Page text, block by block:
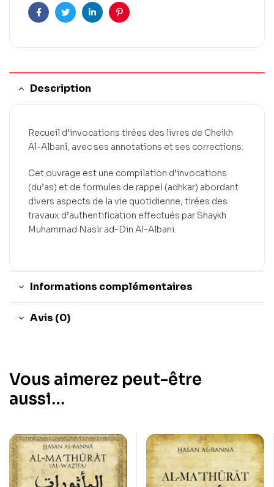
FacebookTwitterLinkedInPinterest
Description
Recueil d’invocations tirées des livres de Cheikh
Al-Albanî, avec ses annotations et ses corrections.
Cet ouvrage est une compilation d’invocations
(du’as) et de formules de rappel (adhkar) abordant
divers aspects de la vie quotidienne, tirées des
travaux d’authentification effectués par Shaykh
Muhammad Nasir ad-Din Al-Albani.
Informations complémentaires
Avis (0)
Vous aimerez peut-être
aussi…